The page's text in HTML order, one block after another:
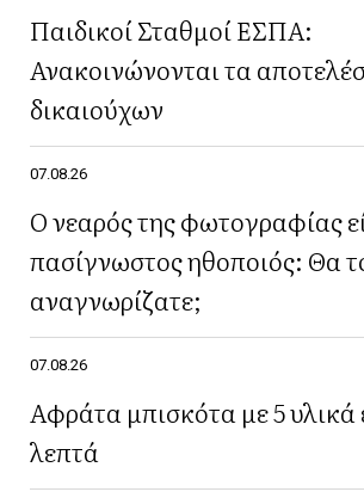
Παιδικοί Σταθμοί ΕΣΠΑ:
Ανακοινώνονται τα
δικαιούχων
07.08.26
Ο νεαρός της φωτογραφίας
πασίγνωστος ηθοποιός: Θα
αναγνωρίζατε;
07.08.26
Αφράτα μπισκότα με 5 υλικά
λεπτά